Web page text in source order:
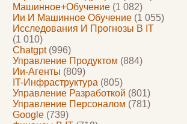
Машинное+обучение (1 082)
Ии И Машинное Обучение (1 055)
Исследования И Прогнозы В IT
(1 010)
Chatgpt(996)
Управление Продуктом (884)
Ии-Агенты (809)
IT-Инфраструктура (805)
Управление Разработкой (801)
Управление Персоналом (781)
Google (739)